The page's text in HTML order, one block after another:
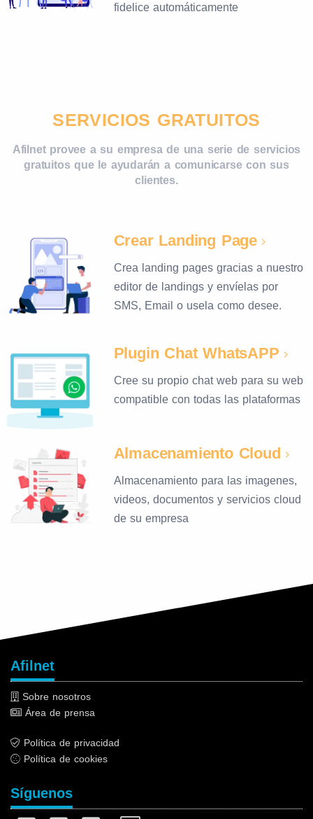
fidelice automáticamente
SERVICIOS GRATUITOS
Afilnet provee a su empresa de una serie de servicios
gratuitos que le ayudarán a comunicarse con sus
clientes.
Crear Landing Page
Crea landing pages gracias a nuestro
editor de landings y envíelas por
SMS, Email o usela como desee.
Plugin Chat WhatsAPP
Cree su propio chat web para su web
compatible con todas las plataformas
Almacenamiento Cloud
Almacenamiento para las imagenes,
videos, documentos y servicios cloud
de su empresa
Afilnet
Sobre nosotros
Área de prensa
Política de privacidad
Política de cookies
Síguenos